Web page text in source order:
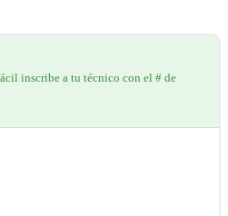
inscribe a tu técnico con el # de